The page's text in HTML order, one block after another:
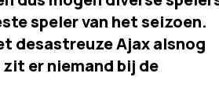
speler van het seizoen.
desastreuze Ajax alsnog
er niemand bij de